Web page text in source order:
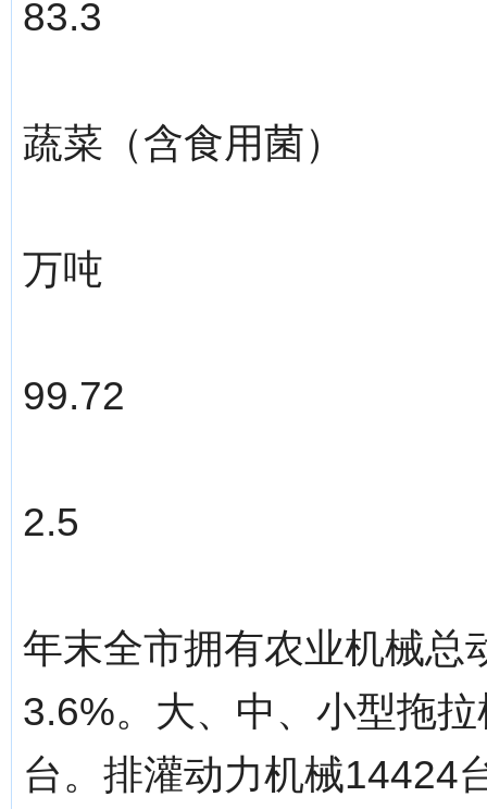
83.3
蔬菜（含食用菌）
万吨
99.72
2.5
年末全市拥有农业机械总
3.6%。大、中、小型拖
台。排灌动力机械14424